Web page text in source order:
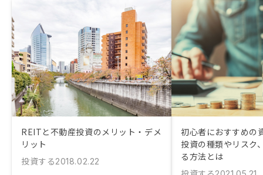
REITと不動産投資のメリット・デメ
リット
投資する2018.02.22
初心者におすすめの
投資の種類やリスク
る方法とは